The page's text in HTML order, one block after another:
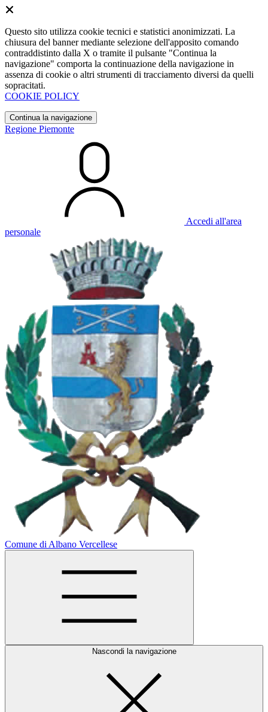
Questo sito utilizza cookie tecnici e statistici anonimizzati. La
chiusura del banner mediante selezione dell'apposito comando
contraddistinto dalla X o tramite il pulsante "Continua la
navigazione" comporta la continuazione della navigazione in
assenza di cookie o altri strumenti di tracciamento diversi da quelli
sopracitati.
COOKIE POLICY
Continua la navigazione
Regione Piemonte
Accedi all'area
personale
Comune di Albano Vercellese
Nascondi la navigazione